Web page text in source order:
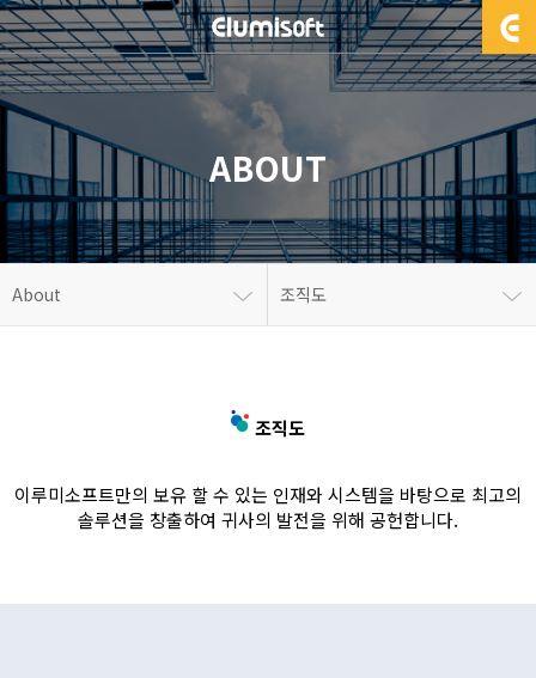
ABOUT
About 조직도
조직도
이루미소프트만의 보유 할 수 있는 인재와 시스템을 바탕으로 최고의
솔루션을 창출하여 귀사의 발전을 위해 공헌합니다.